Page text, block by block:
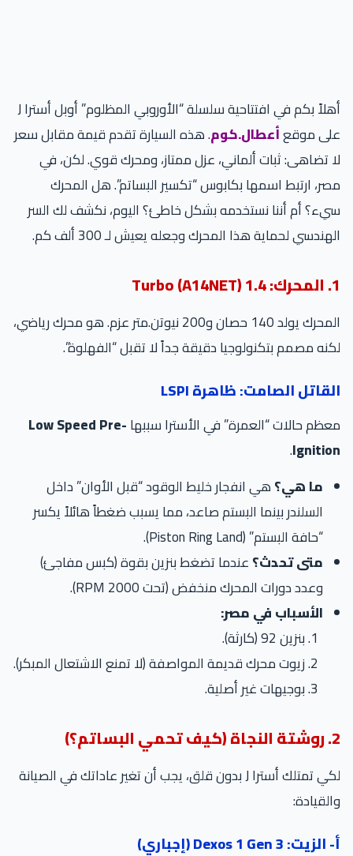
أهلاً بكم في افتتاحية سلسلة “الأوروبي المظلوم” أوبل أسترا J
على موقعأعطال.كوم. هذه السيارة تقدم قيمة مقابل سعر
لا تضاهى: ثبات ألماني، عزل ممتاز، ومحرك قوي. لكن، في
مصر، ارتبط اسمها بكابوس “تكسير البساتم”. هل المحرك
سيء؟ أم أننا نستخدمه بشكل خاطئ؟ اليوم، نكشف لك السر
الهندسي لحماية هذا المحرك وجعله يعيش لـ 300 ألف كم.
1. المحرك: 1.4 Turbo (A14NET)
المحرك يولد 140 حصان و200 نيوتن.متر عزم. هو محرك رياضي،
لكنه مصمم بتكنولوجيا دقيقة جداً لا تقبل “الفهلوة”.
القاتل الصامت: ظاهرة LSPI
معظم حالات “العمرة” في الأسترا سببهاLow Speed Pre-
Ignition
.
ما هي؟هي انفجار خليط الوقود “قبل الأوان” داخل
السلندر بينما البستم صاعد، مما يسبب ضغطاً هائلاً يكسر
“حافة البستم” (Piston Ring Land).
متى تحدث؟عندما تضغط بنزين بقوة (كبس مفاجئ)
وعدد دورات المحرك منخفض (تحت 2000 RPM).
الأسباب في مصر:
بنزين 92 (كارثة).
زيوت محرك قديمة المواصفة (لا تمنع الاشتعال المبكر).
بوجيهات غير أصلية.
2. روشتة النجاة (كيف تحمي البساتم؟)
لكي تمتلك أسترا J بدون قلق، يجب أن تغير عاداتك في الصيانة
والقيادة:
أ- الزيت: Dexos 1 Gen 3 (إجباري)